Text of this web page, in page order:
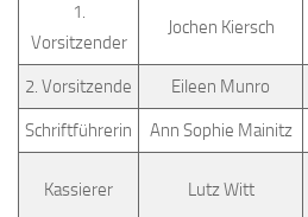
1.
Vorsitzender
Jochen Kiersch
2. Vorsitzende Eileen Munro
Schriftführerin Ann Sophie Mainitz
Kassierer Lutz Witt